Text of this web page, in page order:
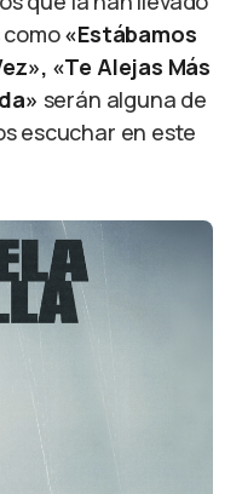
«Estábamos
«Te Alejas Más
serán alguna de
escuchar en este